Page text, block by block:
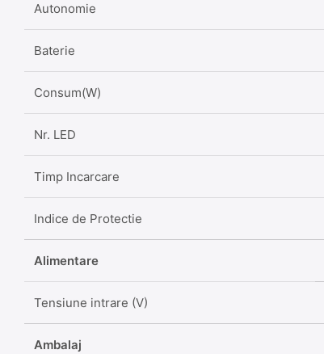
Autonomie
Baterie
Consum(W)
Nr. LED
Timp Incarcare
Indice de Protectie
Alimentare
Tensiune intrare (V)
Ambalaj